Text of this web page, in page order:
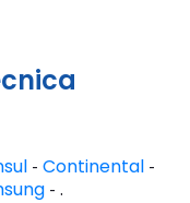
- Continental -
- .